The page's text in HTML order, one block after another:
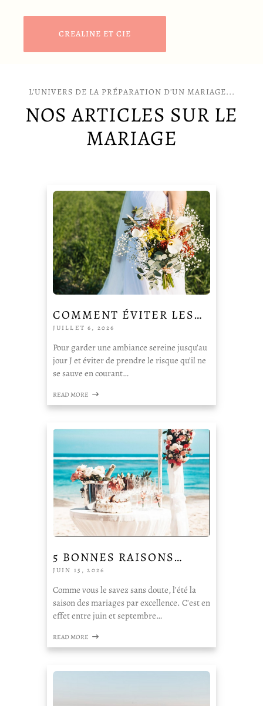
CREALINE ET CIE
L'UNIVERS DE LA PRÉPARATION D'UN MARIAGE...
NOS ARTICLES SUR LE
MARIAGE
COMMENT ÉVITER LES…
JUILLET 6, 2026
Pour garder une ambiance sereine jusqu’au
jour J et éviter de prendre le risque qu’il ne
se sauve en courant…
READ MORE
5 BONNES RAISONS…
JUIN 15, 2026
Comme vous le savez sans doute, l’été la
saison des mariages par excellence. C’est en
effet entre juin et septembre…
READ MORE